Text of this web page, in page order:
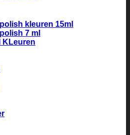
kleuren 15ml
7 ml
KLeuren